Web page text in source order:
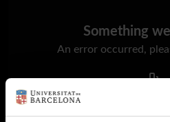
Something
An error occurred,